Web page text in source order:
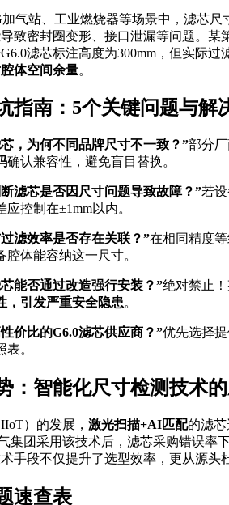
气站、工业燃烧器等场景中，滤芯尺
致密封圈变形、接口泄漏等问题。某
滤芯标注高度为300mm，但实际
体空间余量。
指南：5个关键问题与解
，为何不同品牌尺寸不一致？”部分
确认兼容性，避免盲目替换。
滤芯是否因尺寸问题导致故障？”若
控制在±1mm以内。
滤效率是否存在关联？”在相同精度等
腔体能容纳这一尺寸。
能否通过改造强行安装？”绝对禁止
，引发严重安全隐患。
价比的G6.0滤芯供应商？”优先选择
。
：智能化尺寸检测技术
）的发展， 激光扫描+AI匹配的滤
集团采用该技术后，滤芯采购错误率
手段不仅提升了选型效率，更从源头
速查表